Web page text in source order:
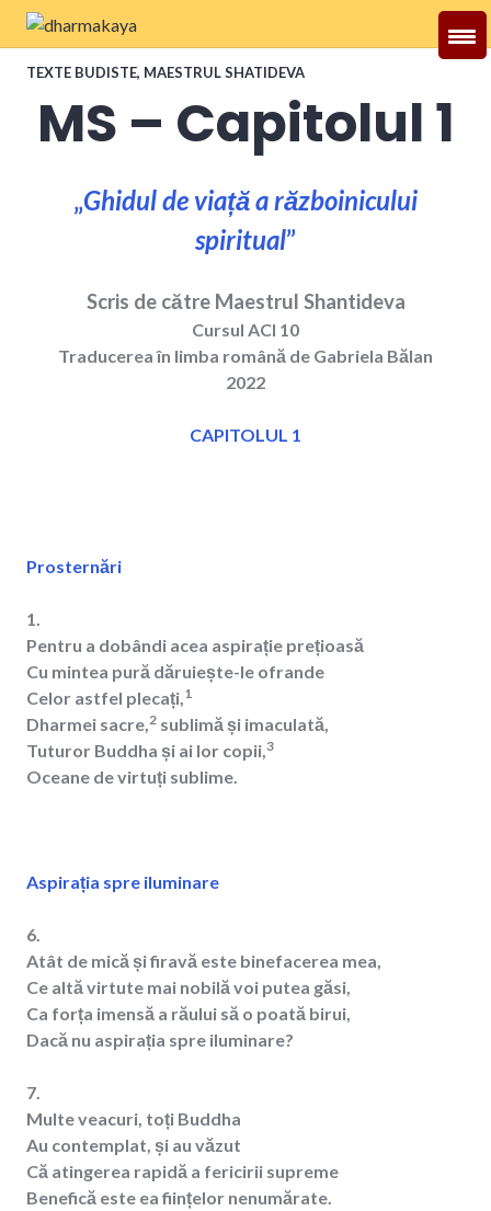
Skip
content
Dharmakaya
TEXTE BUDISTE, MAESTRUL SHATIDEVA
MS – Capitolul 1
„Ghidul de viață a războinicului
spiritual”
Scris de către Maestrul Shantideva
Cursul ACI 10
Traducerea în limba română de Gabriela Bălan
2022
CAPITOLUL 1
Prosternări
1.
Pentru a dobândi acea aspirație prețioasă
Cu mintea pură dăruiește-le ofrande
Celor astfel plecați,1
Dharmei sacre,2 sublimă și imaculată,
Tuturor Buddha și ai lor copii,3
Oceane de virtuți sublime.
Aspirația spre iluminare
6.
Atât de mică și firavă este binefacerea mea,
Ce altă virtute mai nobilă voi putea găsi,
Ca forța imensă a răului să o poată birui,
Dacă nu aspirația spre iluminare?
7.
Multe veacuri, toți Buddha
Au contemplat, și au văzut
Că atingerea rapidă a fericirii supreme
Benefică este ea ființelor nenumărate.